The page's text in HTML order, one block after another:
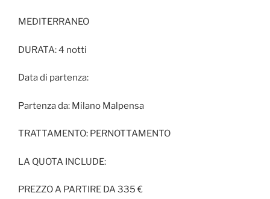
MEDITERRANEO
DURATA: 4 notti
Data di partenza:
Partenza da: Milano Malpensa
TRATTAMENTO: PERNOTTAMENTO
LA QUOTA INCLUDE:
PREZZO A PARTIRE DA 335 €